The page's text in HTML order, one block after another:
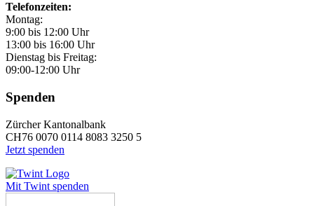
Telefonzeiten:
Montag:
9:00 bis 12:00 Uhr
13:00 bis 16:00 Uhr
Dienstag bis Freitag:
09:00-12:00 Uhr
Spenden
Zürcher Kantonalbank
CH76 0070 0114 8083 3250 5
Jetzt spenden
Mit Twint spenden